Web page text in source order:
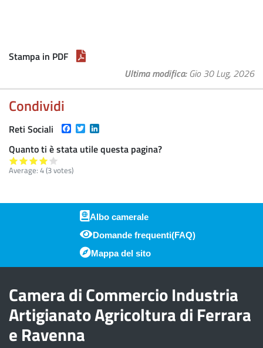
Stampa in PDF
Ultima modifica Gio 30 Lug, 2026
Condividi
Reti Sociali Facebook
Twitter
Quanto ti è stata utile questa pagina?
Average: 4(3votes)
Piè di pagina
Albo camerale
Domande frequenti(FAQ)
Mappa del sito
Camera di Commercio Industria
Artigianato Agricoltura di Ferrara
e Ravenna